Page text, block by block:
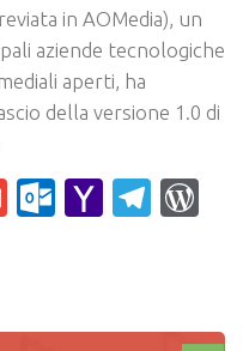
in AOMedia), un
aziende tecnologiche
aperti, ha
della versione 1.0 di
Gmail Yahoo